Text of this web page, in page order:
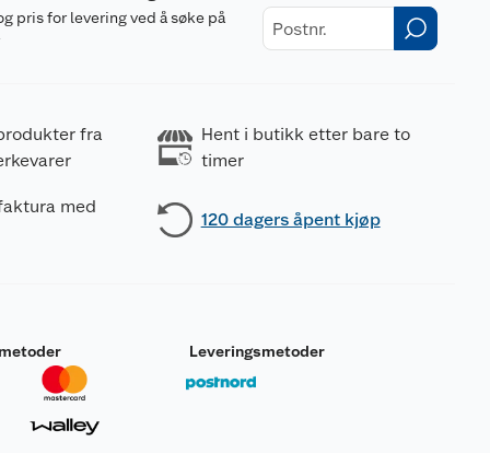
pris for levering ved å søke på
fra
Hent i butikk etter bare to
timer
med
120 dagers åpent kjøp
Leveringsmetoder